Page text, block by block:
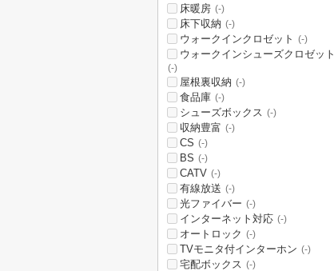
床暖房 (-)
床下収納 (-)
ウォークインクロゼット (-)
ウォークインシューズクロゼット
(-)
屋根裏収納 (-)
食品庫 (-)
シューズボックス (-)
収納豊富 (-)
CS (-)
BS (-)
CATV (-)
有線放送 (-)
光ファイバー (-)
インターネット対応 (-)
オートロック (-)
TVモニタ付インターホン (-)
宅配ボックス (-)